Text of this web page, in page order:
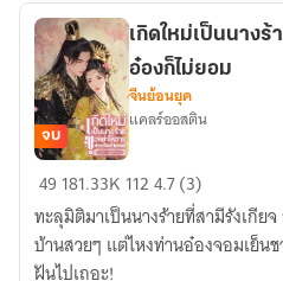
เกิด
ใหม่
เป็น
นาง
จบ
เกิดใหม่เป็นนาง
อ๋องก็ไม่ยอม
จีนย้อนยุค
แคลร์ออสติน
49 181.33K 1124.7 (3)
ทะลุมิติมาเป็นนางร้ายที่สามีรังเกีย
บ้านสวยๆ แต่ไหงท่านอ๋องจอมเย็นช
ฝันไปเถอะ!